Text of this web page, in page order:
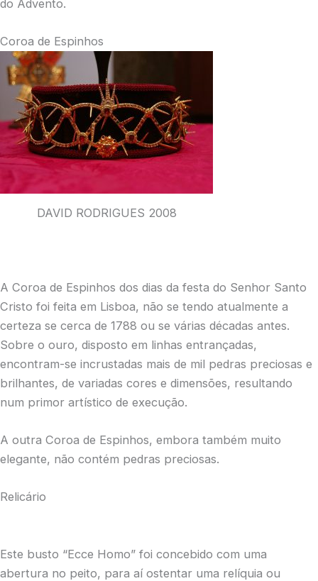
do Advento.
Coroa de Espinhos
DAVID RODRIGUES 2008
A Coroa de Espinhos dos dias da festa do Senhor Santo
Cristo foi feita em Lisboa, não se tendo atualmente a
certeza se cerca de 1788 ou se várias décadas antes.
Sobre o ouro, disposto em linhas entrançadas,
encontram-se incrustadas mais de mil pedras preciosas e
brilhantes, de variadas cores e dimensões, resultando
num primor artístico de execução.
A outra Coroa de Espinhos, embora também muito
elegante, não contém pedras preciosas.
Relicário
Este busto “Ecce Homo” foi concebido com uma
abertura no peito, para aí ostentar uma relíquia ou